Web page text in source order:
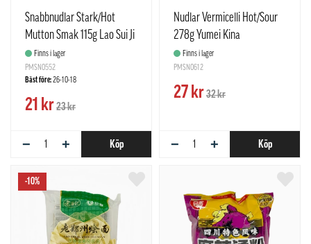
Snabbnudlar Stark/Hot
Mutton Smak 115g Lao Sui Ji
KinaFinns i lager
PMSN0552
Bäst före:26-10-18
21 kr23 kr
− + Köp
Nudlar Vermicelli Hot/Sour
278g Yumei Kina
Finns i lager
PMSN0612
27 kr32 kr
− + Köp
-10%